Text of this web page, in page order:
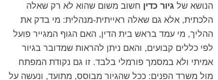
הנושא של גיור כדין חשוב משום שהוא לא רק שאלה
הלכתית, אלא גם שאלה ראייתית-מנהלית: מי בדק את
ההליך, מי עמד בראש בית הדין, האם הגוף המגייר פועל
לפי כללים קבועים, והאם ניתן להראות שמדובר בגיור
אמיתי ולא במסמך פורמלי בלבד. זו גם נקודת המפתח
מול משרד הפנים: ככל שהגיור מבוסס, מתועד, ונעשה על